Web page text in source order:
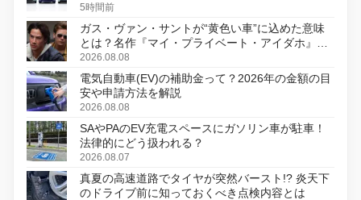
5時間前
ガス・ヴァン・サントが“黄色い車”に込めた意味
とは？名作『マイ・プライベート・アイダホ』が
初のデジタルリマスター版で復活
2026.08.08
電気自動車(EV)の補助金って？2026年の金額の目
安や申請方法を解説
2026.08.08
SAやPAのEV充電スペースにガソリン車が駐車！
法律的にどう扱われる？
2026.08.07
真夏の高速道路でタイヤが突然バースト!? 炎天下
のドライブ前に知っておくべき点検内容とは